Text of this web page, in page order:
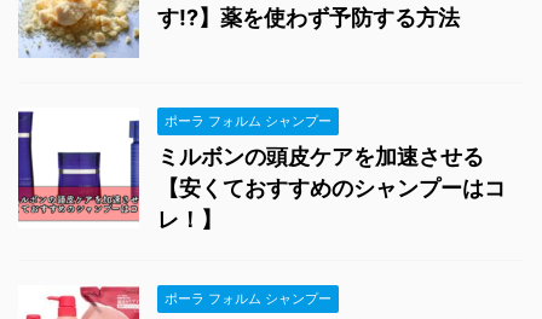
す!?】薬を使わず予防する方法
ポーラ フォルム シャンプー
ミルボンの頭皮ケアを加速させる
【安くておすすめのシャンプーはコ
レ！】
ポーラ フォルム シャンプー